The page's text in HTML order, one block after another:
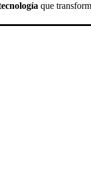
que